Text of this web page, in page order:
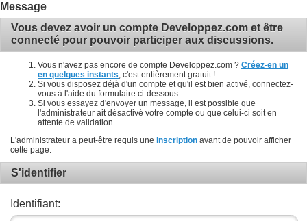
Message
Vous devez avoir un compte Developpez.com et être
connecté pour pouvoir participer aux discussions.
Vous n'avez pas encore de compte Developpez.com ? Créez-en un
en quelques instants , c'est entièrement gratuit !
Si vous disposez déjà d'un compte et qu'il est bien activé, connectez-
vous à l'aide du formulaire ci-dessous.
Si vous essayez d'envoyer un message, il est possible que
l'administrateur ait désactivé votre compte ou que celui-ci soit en
attente de validation.
L'administrateur a peut-être requis une inscription avant de pouvoir afficher
cette page.
S'identifier
Identifiant: